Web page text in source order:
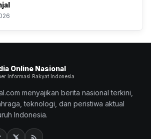
Online Nasional
Informasi Rakyat Indonesia
menyajikan berita nasional terkini,
teknologi, dan peristiwa aktual
Indonesia.